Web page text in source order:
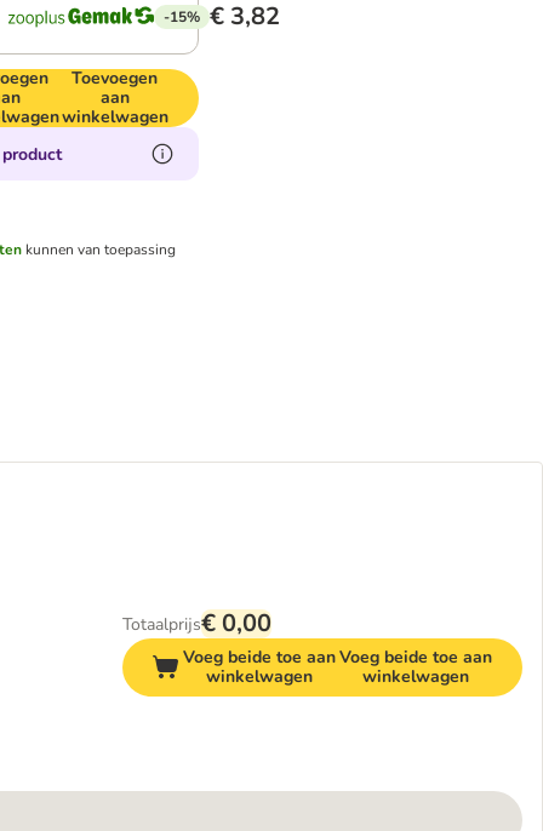
-15% € 3,82
Toevoegen
aan
winkelwagen
kunnen van toepassing
Totaalprijs€ 0,00
Voeg beide toe aan
winkelwagen
Voeg beide toe aan
winkelwagen